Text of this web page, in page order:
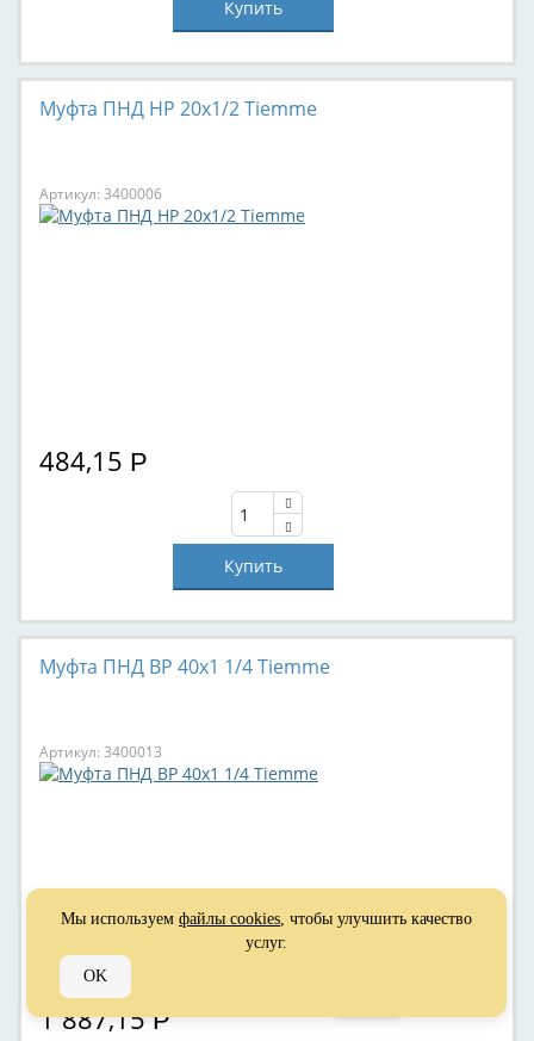
Муфта ПНД НР 20x1/2 Tiemme
Артикул: 3400006
484,15 Р
Муфта ПНД ВР 40x1 1/4 Tiemme
Артикул: 3400013
1 887,15Р
Мы используемфайлы cookies, чтобы улучшить качество
услуг.
OK